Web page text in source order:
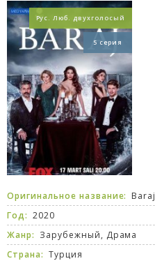
Рус. Люб. двухголосый
5 серия
Оригинальное название: Baraj
Год: 2020
Жанр: Зарубежный, Драма
Страна: Турция